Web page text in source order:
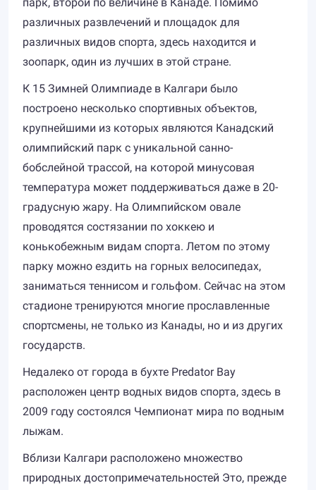
различных развлечений и площадок для
различных видов спорта, здесь находится и
зоопарк, один из лучших в этой стране.
К 15 Зимней Олимпиаде в Калгари было
построено несколько спортивных объектов,
крупнейшими из которых являются Канадский
олимпийский парк с уникальной санно-
бобслейной трассой, на которой минусовая
температура может поддерживаться даже в 20-
градусную жару. На Олимпийском овале
проводятся состязании по хоккею и
конькобежным видам спорта. Летом по этому
парку можно ездить на горных велосипедах,
заниматься теннисом и гольфом. Сейчас на этом
стадионе тренируются многие прославленные
спортсмены, не только из Канады, но и из других
государств.
Недалеко от города в бухте Predator Bay
расположен центр водных видов спорта, здесь в
2009 году состоялся Чемпионат мира по водным
лыжам.
Вблизи Калгари расположено множество
природных достопримечательностей Это, прежде